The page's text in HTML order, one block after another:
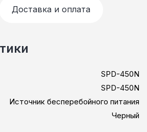
Доставка и оплата
SPD-450N
SPD-450N
Источник бесперебойного питания
Черный